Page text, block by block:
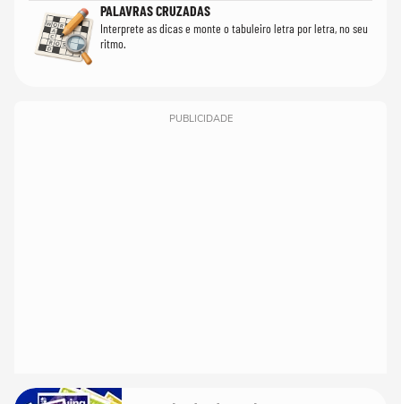
PALAVRAS CRUZADAS
Interprete as dicas e monte o tabuleiro letra por letra, no seu
ritmo.
PUBLICIDADE